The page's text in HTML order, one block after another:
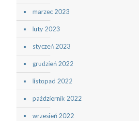
marzec 2023
luty 2023
styczeń 2023
grudzień 2022
listopad 2022
październik 2022
wrzesień 2022